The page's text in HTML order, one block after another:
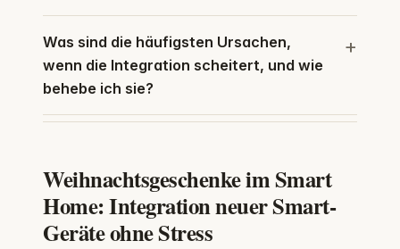
Was sind die häufigsten Ursachen,
wenn die Integration scheitert, und wie
behebe ich sie?
Weihnachtsgeschenke im Smart
Home: Integration neuer Smart-
Geräte ohne Stress